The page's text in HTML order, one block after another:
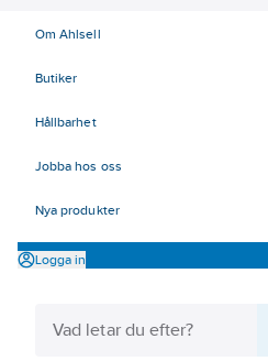
Om Ahlsell
Butiker
Hållbarhet
Jobba hos oss
Nya produkter
Logga in